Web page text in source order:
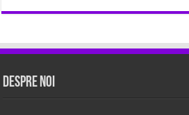
Despre Noi